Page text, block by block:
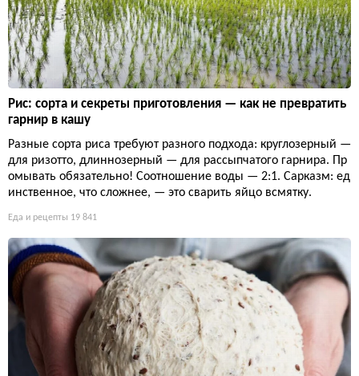
Рис: сорта и секреты приготовления — как не превратить
гарнир в кашу
Разные сорта риса требуют разного подхода: круглозерный —
для ризотто, длиннозерный — для рассыпчатого гарнира. Пр
омывать обязательно! Соотношение воды — 2:1. Сарказм: ед
инственное, что сложнее, — это сварить яйцо всмятку.
Еда и рецепты 19 841